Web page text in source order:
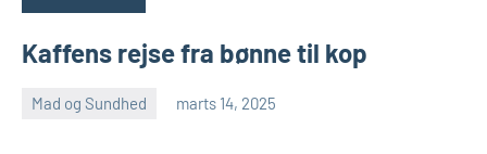
Kaffens rejse fra bønne til kop
Mad og Sundhed marts 14, 2025